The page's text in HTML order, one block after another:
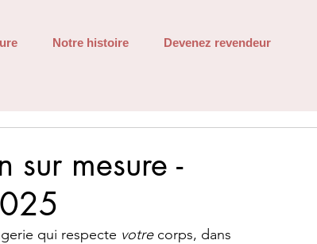
Notre histoire Devenez revendeur
sur mesure -
qui respecte votre corps, dans